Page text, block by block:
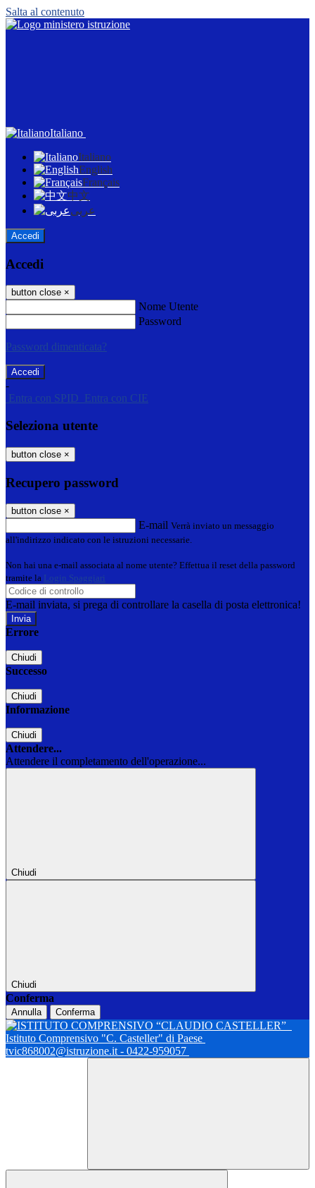
Salta al contenuto
Italiano
Italiano
English
Français
中文
عربى
Accedi
Accedi
button close ×
Nome Utente
Password
Password dimenticata?
-
Entra con SPID
Entra con CIE
Seleziona utente
button close ×
Recupero password
button close ×
E-mail Verrà inviato un messaggio
all'indirizzo indicato con le istruzioni necessarie.
Non hai una e-mail associata al nome utente? Effettua il reset della password
tramite la Login Spaggiari
E-mail inviata, si prega di controllare la casella di posta elettronica!
Errore
Chiudi
Successo
Chiudi
Informazione
Chiudi
Attendere...
Attendere il completamento dell'operazione...
Chiudi
Chiudi
Conferma
Annulla Conferma
Istituto Comprensivo "C. Casteller" di Paese
tvic868002@istruzione.it - 0422-959057